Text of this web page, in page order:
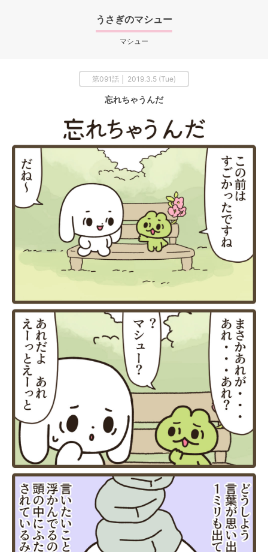
うさぎのマシュー
マシュー
第091話 │ 2019.3.5 (Tue)
忘れちゃうんだ